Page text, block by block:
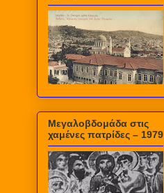
Μεγαλοβδομάδα στις
χαμένες πατρίδες – 1979